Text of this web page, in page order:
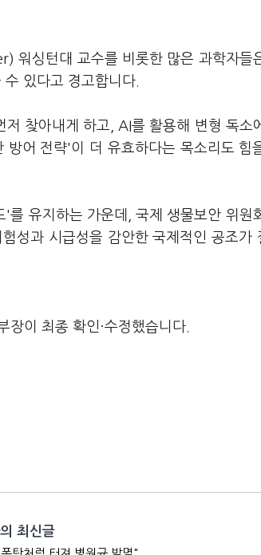
워싱턴대 교수를 비롯한 많은 과학자들
있다고 경고합니다.
찾아내게 하고, AI를 활용해 변형 독소
어 전략'이 더 유효하다는 목소리도 힘
유지하는 가운데, 국제 생물보안 위원
성과 시급성을 감안한 국제적인 공조가
이 최종 확인·수정했습니다.
최신글